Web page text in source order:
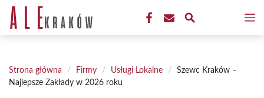
Przejdź
treści
Strona główna / Firmy / Usługi Lokalne /
Szewc Kraków –
Najlepsze Zakłady w 2026 roku